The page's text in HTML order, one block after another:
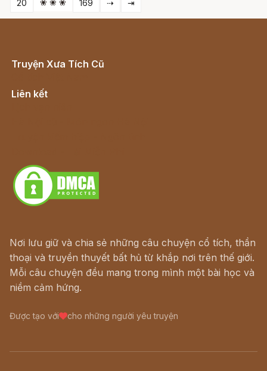
20
❀ ❀ ❀ 169 ⇢ ⇥
Truyện Xưa Tích Cũ
Liên kết
Nơi lưu giữ và chia sẻ những câu chuyện cổ tích, thần
thoại và truyền thuyết bất hủ từ khắp nơi trên thế giới.
Mỗi câu chuyện đều mang trong mình một bài học và
niềm cảm hứng.
Được tạo với cho những người yêu truyện